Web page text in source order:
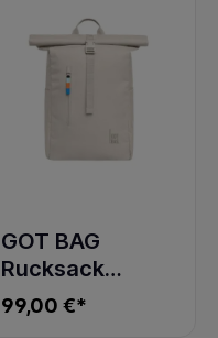
GOT BAG
Rucksack
ROLLTOP EASY
SOFT SHELL
99,00 €*